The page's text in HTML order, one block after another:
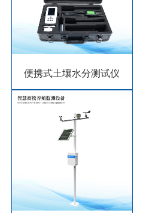
便携式土壤水分测试仪